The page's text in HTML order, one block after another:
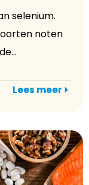
selenium.
noten
Lees meer